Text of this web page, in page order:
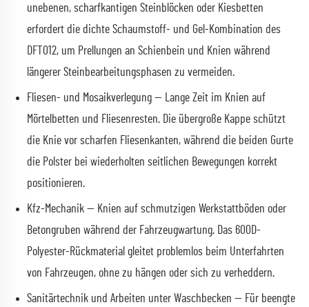
unebenen, scharfkantigen Steinblöcken oder Kiesbetten
erfordert die dichte Schaumstoff- und Gel-Kombination des
DFT012, um Prellungen an Schienbein und Knien während
längerer Steinbearbeitungsphasen zu vermeiden.
Fliesen- und Mosaikverlegung — Lange Zeit im Knien auf
Mörtelbetten und Fliesenresten. Die übergroße Kappe schützt
die Knie vor scharfen Fliesenkanten, während die beiden Gurte
die Polster bei wiederholten seitlichen Bewegungen korrekt
positionieren.
Kfz-Mechanik — Knien auf schmutzigen Werkstattböden oder
Betongruben während der Fahrzeugwartung. Das 600D-
Polyester-Rückmaterial gleitet problemlos beim Unterfahrten
von Fahrzeugen, ohne zu hängen oder sich zu verheddern.
Sanitärtechnik und Arbeiten unter Waschbecken — Für beengte